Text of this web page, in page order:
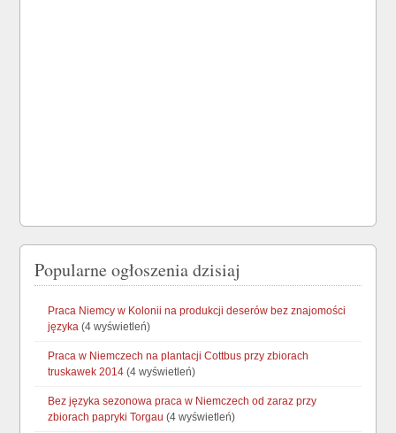
Popularne ogłoszenia dzisiaj
Praca Niemcy w Kolonii na produkcji deserów bez znajomości
języka (4 wyświetleń)
Praca w Niemczech na plantacji Cottbus przy zbiorach
truskawek 2014 (4 wyświetleń)
Bez języka sezonowa praca w Niemczech od zaraz przy
zbiorach papryki Torgau (4 wyświetleń)